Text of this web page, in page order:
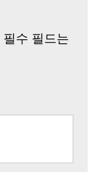
필수 필드는